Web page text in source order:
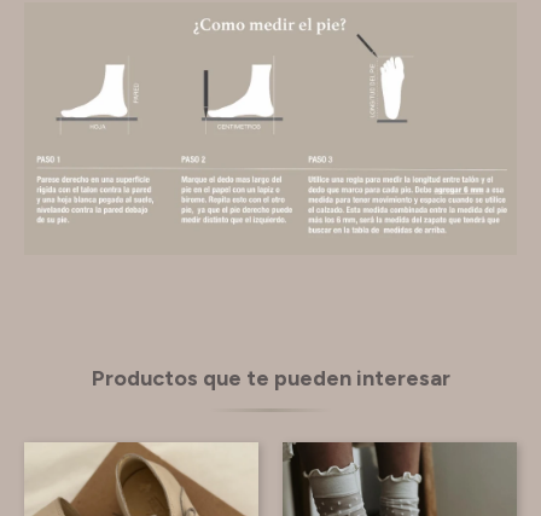
Productos que te pueden interesar